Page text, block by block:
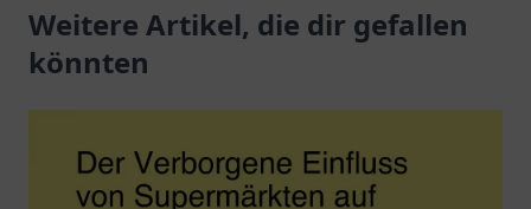
Reisende.
nachhaltige
Ladeoptionen in
Weitere Artikel, die dir gefallen
könnten